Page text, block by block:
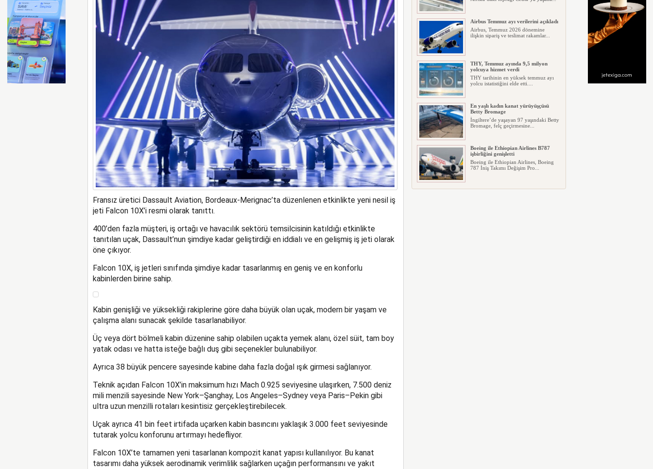
Emirates ile Arsenal sözleşmeyi 2033 yılına uzattı
Fransız üretici Dassault Aviation, Bordeaux-Merignac’ta düzenlenen etkinlikte yeni nesil iş
jeti Falcon 10X’i resmi olarak tanıttı.
400’den fazla müşteri, iş ortağı ve havacılık sektörü temsilcisinin katıldığı etkinlikte
tanıtılan uçak, Dassault’nun şimdiye kadar geliştirdiği en iddialı ve en gelişmiş iş jeti olarak
öne çıkıyor.
Falcon 10X, iş jetleri sınıfında şimdiye kadar tasarlanmış en geniş ve en konforlu
kabinlerden birine sahip.
Kabin genişliği ve yüksekliği rakiplerine göre daha büyük olan uçak, modern bir yaşam ve
çalışma alanı sunacak şekilde tasarlanabiliyor.
Üç veya dört bölmeli kabin düzenine sahip olabilen uçakta yemek alanı, özel süit, tam boy
yatak odası ve hatta isteğe bağlı duş gibi seçenekler bulunabiliyor.
Ayrıca 38 büyük pencere sayesinde kabine daha fazla doğal ışık girmesi sağlanıyor.
Teknik açıdan Falcon 10X’in maksimum hızı Mach 0.925 seviyesine ulaşırken, 7.500 deniz
mili menzili sayesinde New York–Şanghay, Los Angeles–Sydney veya Paris–Pekin gibi
ultra uzun menzilli rotaları kesintisiz gerçekleştirebilecek.
Uçak ayrıca 41 bin feet irtifada uçarken kabin basıncını yaklaşık 3.000 feet seviyesinde
tutarak yolcu konforunu artırmayı hedefliyor.
Falcon 10X’te tamamen yeni tasarlanan kompozit kanat yapısı kullanılıyor. Bu kanat
tasarımı daha yüksek aerodinamik verimlilik sağlarken uçağın performansını ve yakıt
Airbus Temmuz ayı verilerini açıkladı
Airbus, Temmuz 2026 dönemine
ilişkin sipariş ve teslimat rakamlar...
THY, Temmuz ayında 9,5 milyon
yolcuya hizmet verdi
THY tarihinin en yüksek temmuz ayı
yolcu istatistiğini elde etti....
En yaşlı kadın kanat yürüyüşçüsü
Betty Bromage
İngiltere’de yaşayan 97 yaşındaki Betty
Bromage, felç geçirmesine...
Boeing ile Ethiopian Airlines B787
işbirliğini genişletti
Boeing ile Ethiopian Airlines, Boeing
787 İniş Takımı Değişim Pro...
A319 orman yangınlarında